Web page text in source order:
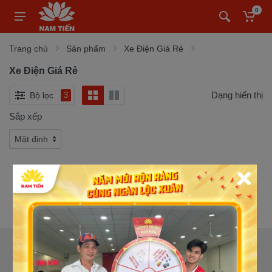
0
Trang chủ Sản phẩm Xe Điện Giá Rẻ
Xe Điện Giá Rẻ
Bộ lọc 3 Dạng hiển thị
Sắp xếp
CỬA HÀNG XE MÁY NAM TIẾN